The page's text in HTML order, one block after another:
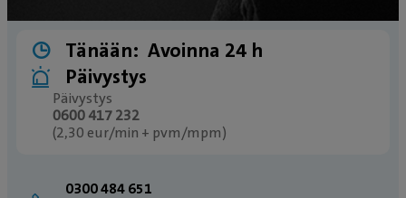
Tänään: Avoinna 24 h
Päivystys
Päivystys
0600 417 232
(2,30 eur/min + pvm/mpm)
0300 484 651